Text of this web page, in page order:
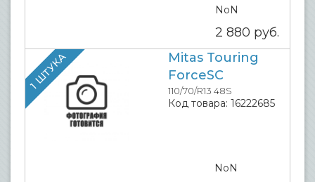
NoN
2 880 руб.
1 ШТУКА
Mitas Touring
ForceSC
110/70/R13 48S
Код товара: 16222685
NoN